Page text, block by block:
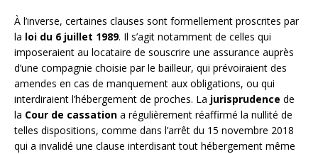
À l’inverse, certaines clauses sont formellement proscrites par
la loi du 6 juillet 1989. Il s’agit notamment de celles qui
imposeraient au locataire de souscrire une assurance auprès
d’une compagnie choisie par le bailleur, qui prévoiraient des
amendes en cas de manquement aux obligations, ou qui
interdiraient l’hébergement de proches. La jurisprudence de
la Cour de cassation a régulièrement réaffirmé la nullité de
telles dispositions, comme dans l’arrêt du 15 novembre 2018
qui a invalidé une clause interdisant tout hébergement même